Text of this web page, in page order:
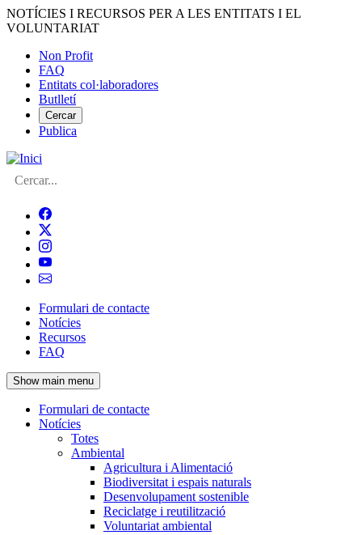
Vés
al
NOTÍCIES I RECURSOS PER A LES ENTITATS I EL
VOLUNTARIAT
Menú
del
compte
d'usuari
Non Profit
FAQ
Entitats col·laboradores
Butlletí
Cercar
Publica
Cerca
Navegació
principal
de
l'encapçalament
Formulari de contacte
Notícies
Recursos
FAQ
Show main menu
Navegació
principal
Formulari de contacte
Notícies
Totes
Ambiental
Agricultura i Alimentació
Biodiversitat i espais naturals
Desenvolupament sostenible
Reciclatge i reutilització
Voluntariat ambiental